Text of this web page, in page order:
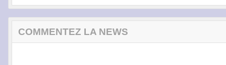
COMMENTEZ LA NEWS